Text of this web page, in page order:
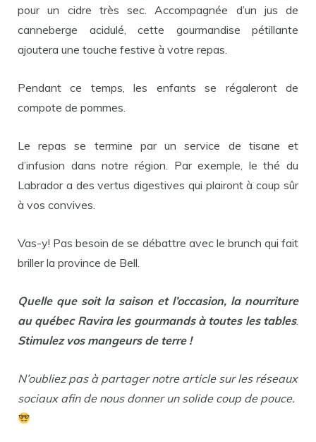
pour un cidre très sec. Accompagnée d’un jus de
canneberge acidulé, cette gourmandise pétillante
ajoutera une touche festive à votre repas.
Pendant ce temps, les enfants se régaleront de
compote de pommes.
Le repas se termine par un service de tisane et
d’infusion dans notre région. Par exemple, le thé du
Labrador a des vertus digestives qui plairont à coup sûr
à vos convives.
Vas-y! Pas besoin de se débattre avec le brunch qui fait
briller la province de Bell.
Quelle que soit la saison et l’occasion, la nourriture
au québecRavira les gourmands à toutes les tables.
Stimulez vos mangeurs de terre !
N’oubliez pas à partager notre article sur les réseaux
sociaux afin de nous donner un solide coup de pouce.